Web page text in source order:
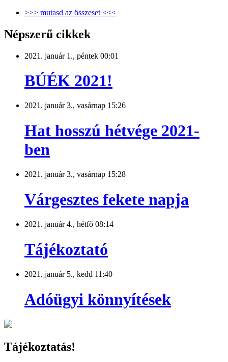
>>> mutasd az összeset <<<
Népszerű cikkek
2021. január 1., péntek 00:01
BÚÉK 2021!
2021. január 3., vasárnap 15:26
Hat hosszú hétvége 2021-
ben
2021. január 3., vasárnap 15:28
Várgesztes fekete napja
2021. január 4., hétfő 08:14
Tájékoztató
2021. január 5., kedd 11:40
Adóügyi könnyítések
Tájékoztatás!